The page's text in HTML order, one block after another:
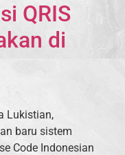
QRIS
di
Lukistian,
baru sistem
Code Indonesian